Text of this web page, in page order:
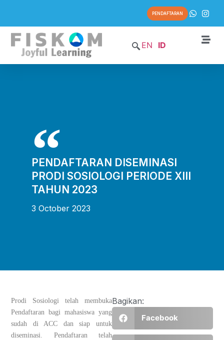
PENDAFTARAN
EN ID
PENDAFTARAN DISEMINASI
PRODI SOSIOLOGI PERIODE XIII
TAHUN 2023
3 October 2023
Prodi Sosiologi telah membuka
Pendaftaran bagi mahasiswa yang
sudah di ACC dan siap untuk
diseminasi. Pendaftaran telah
Bagikan:
Facebook